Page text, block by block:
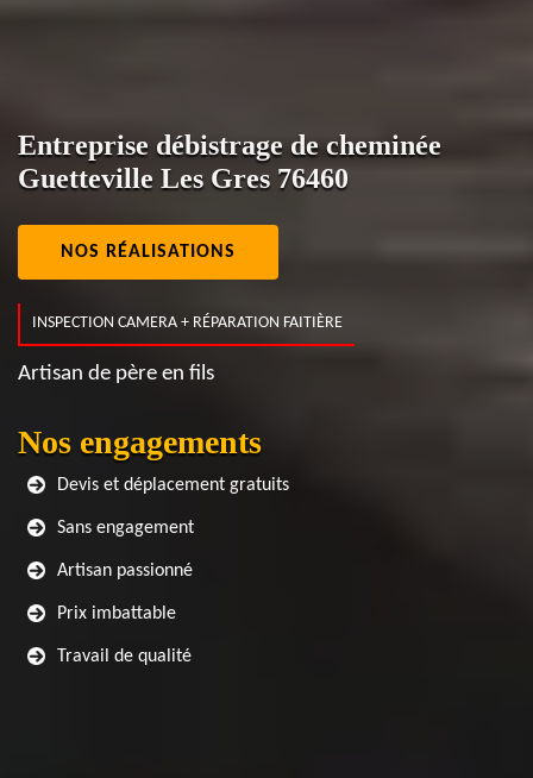
Entreprise débistrage de cheminée
Guetteville Les Gres 76460
NOS RÉALISATIONS
INSPECTION CAMERA + RÉPARATION FAITIÈRE
Artisan de père en fils
Nos engagements
Devis et déplacement gratuits
Sans engagement
Artisan passionné
Prix imbattable
Travail de qualité